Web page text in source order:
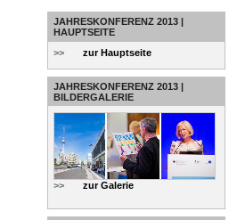
JAHRESKONFERENZ 2013 |
HAUPTSEITE
>>
zur Hauptseite
JAHRESKONFERENZ 2013 |
BILDERGALERIE
>> zur Galerie